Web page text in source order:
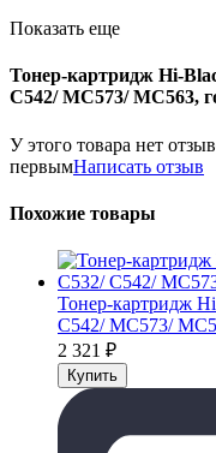
Показать еще
Тонер-картридж Hi-
C542/ MC573/ MC563,
У этого товара нет
первымНаписать отзыв
Похожие товары
Тонер-картридж
C542/ MC573/
2 321 ₽